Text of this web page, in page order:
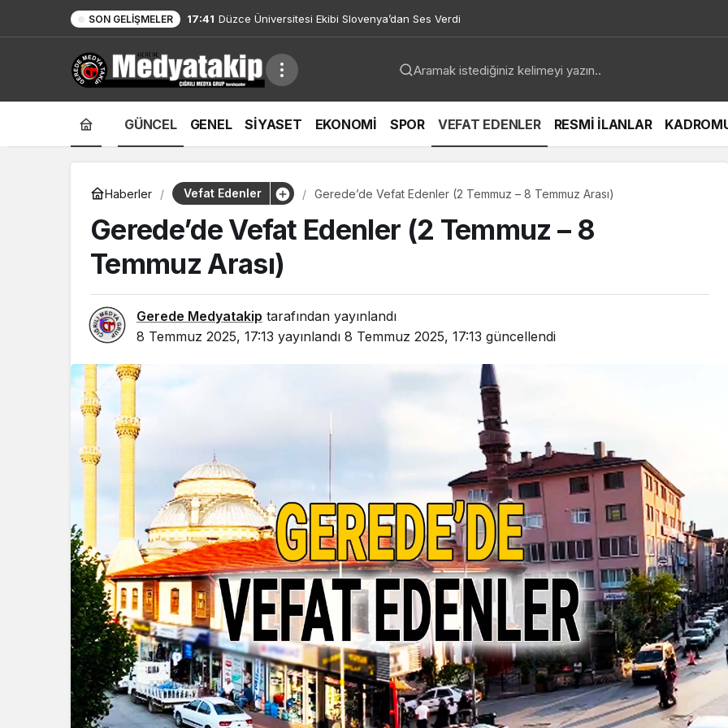
SON GELIŞMELER 17:41 Düzce Üniversitesi Ekibi Slovenya’dan Ses Verdi
GÜNCEL GENEL SİYASET EKONOMİ SPOR VEFAT EDENLER RESMİ İLANLAR
Haberler Vefat Edenler Gerede’de Vefat Edenler (2 Temmuz – 8 Temmuz Arası)
Gerede’de Vefat Edenler (2 Temmuz – 8
Temmuz Arası)
Gerede Medyatakip tarafından yayınlandı
8 Temmuz 2025, 17:13 yayınlandı 8 Temmuz 2025, 17:13 güncellendi
Bolu’nun Tanınmış İsmi
Mahmut Alan Büyük
Tehlikeyi Önledi
Düzce Üniversitesi Ekibi
Slovenya’dan Ses Verdi
Genel
Ankara Elmadağ’da Üç
Ev Cayır Cayır Yandı